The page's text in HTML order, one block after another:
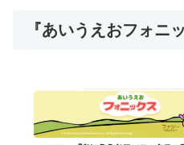
『あいうえおフォニ